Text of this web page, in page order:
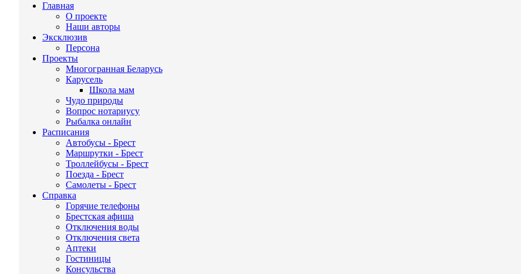
Главная
О проекте
Наши авторы
Эксклюзив
Персона
Проекты
Многогранная Беларусь
Карусель
Школа мам
Чудо природы
Вопрос нотариусу
Рыбалка онлайн
Расписания
Автобусы - Брест
Маршрутки - Брест
Троллейбусы - Брест
Поезда - Брест
Самолеты - Брест
Справка
Горячие телефоны
Брестская афиша
Отключения воды
Отключения света
Аптеки
Гостиницы
Консульства